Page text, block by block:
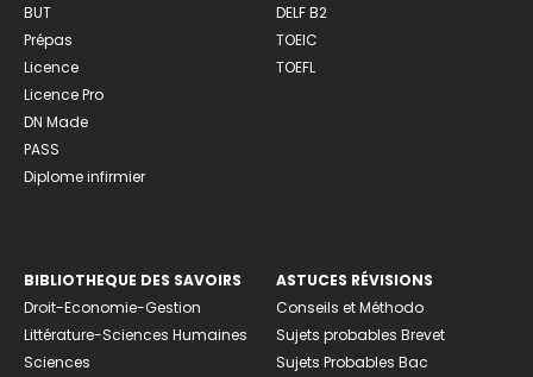
BUT
Prépas
Licence
Licence Pro
DN Made
PASS
Diplome infirmier
DELF B2
TOEIC
TOEFL
BIBLIOTHEQUE DES SAVOIRS
Droit-Economie-Gestion
Littérature-Sciences Humaines
Sciences
ASTUCES RÉVISIONS
Conseils et Méthodo
Sujets probables Brevet
Sujets Probables Bac